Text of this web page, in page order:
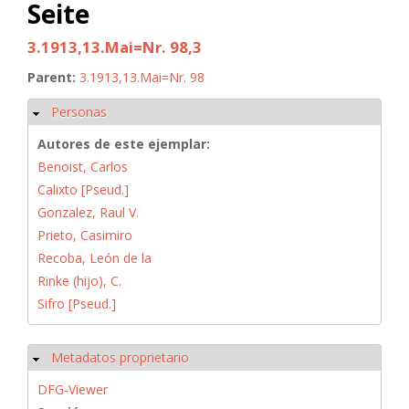
Seite
3.1913,13.Mai=Nr. 98,3
Parent: 3.1913,13.Mai=Nr. 98
Ocultar
Personas
Autores de este ejemplar:
Benoist, Carlos
Calixto [Pseud.]
Gonzalez, Raul V.
Prieto, Casimiro
Recoba, León de la
Rinke (hijo), C.
Sifro [Pseud.]
Ocultar
Metadatos proprietario
DFG-Viewer